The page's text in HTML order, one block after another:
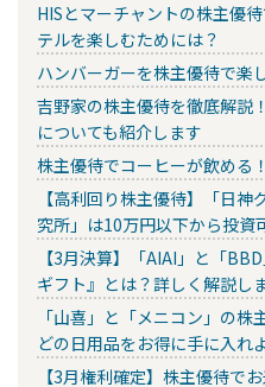
HISとマーチャントの株主優
テルを楽しむためには？
ハンバーガーを株主優待で楽
吉野家の株主優待を徹底解説
についても紹介します
株主優待でコーヒーが飲める
【高利回り株主優待】「日
究所」は10万円以下から投資
【3月決算】「AIAI」と「
ギフト』とは？詳しく解説し
「山喜」と「メニコン」の
どの日用品をお得に手に入れ
【3月権利確定】株主優待で